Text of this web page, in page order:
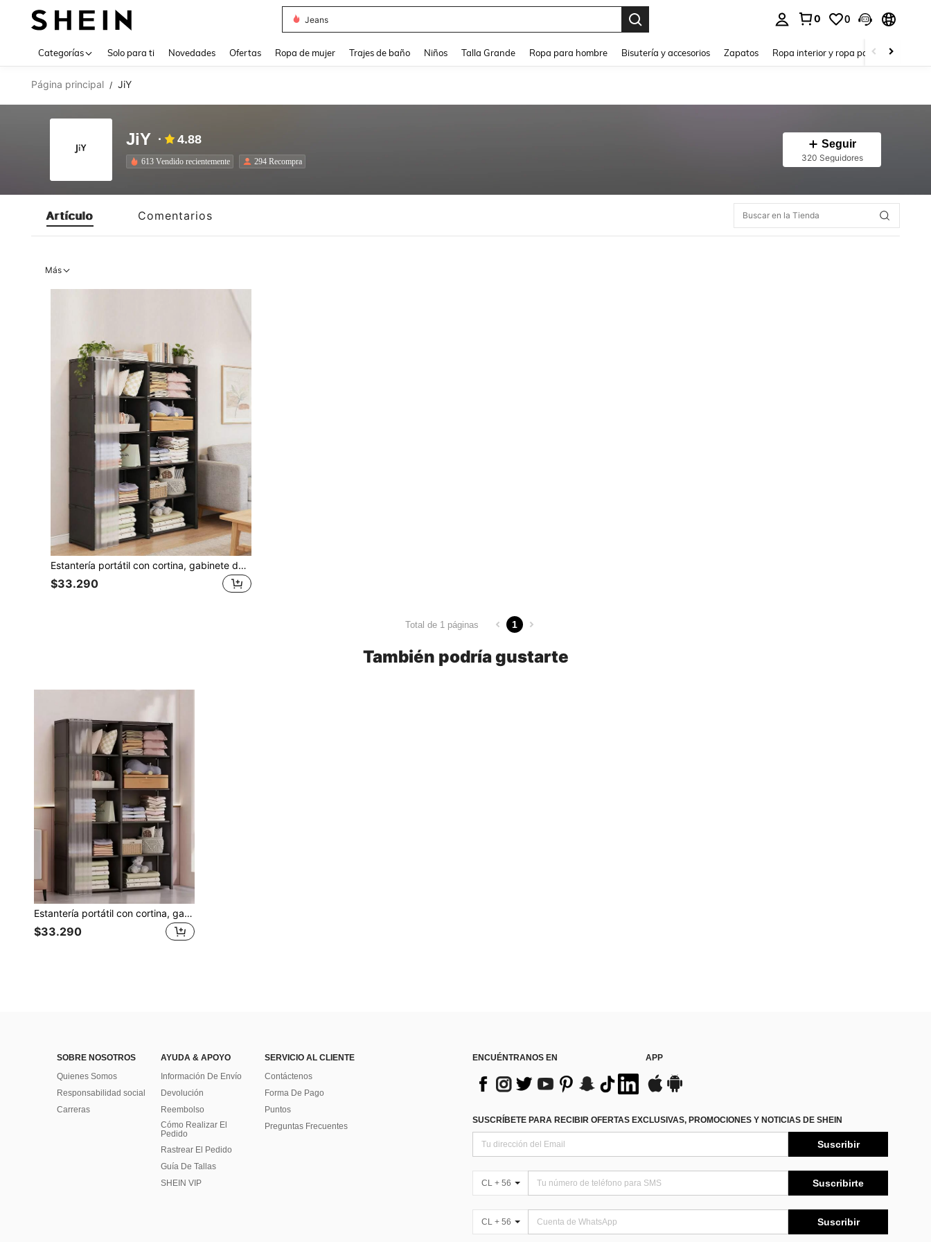
Jeans
0 0
Categorías Solo para ti Novedades Ofertas Ropa de mujer Trajes de baño Niños Talla Grande Ropa para hombre Bisutería y accesorios Zapatos Ropa interior y ropa para dormir
Página principal / JiY
JiY 4.88
613 Vendido recientemente 294 Recompra
Seguir
320 Seguidores
Artículo Comentarios
Más
Estantería portátil con cortina, gabinete de almacenamiento multifuncional negro, adecuado para oficina, dormitorio, baño, armario a prueba de polvo, fácil de ensamblar, gabinete de almacenamiento abierto con partición, estantería de gran capacidad, se puede usar como decoración, decoración navideña, decoración de habitación, decoración del hogar, decoración de dormitorio, puede almacenar vestidos, pantalones, zapatos, jeans, botas, faldas
$33.290
Total de 1 páginas 1
También podría gustarte
Estantería portátil con cortina, gabinete de almacenamiento multifuncional negro, adecuado para oficina, dormitorio, baño, armario a prueba de polvo, fácil de ensamblar, gabinete de almacenamiento abierto con partición, estantería de gran capacidad, se puede usar como decoración, decoración navideña, decoración de habitación, decoración del hogar, decoración de dormitorio, puede almacenar vestidos, pantalones, zapatos, jeans, botas, faldas
$33.290
SOBRE NOSOTROS
Quienes Somos
Responsabilidad social
Carreras
AYUDA & APOYO
Información De Envío
Devolución
Reembolso
Cómo Realizar El
Pedido
Rastrear El Pedido
Guía De Tallas
SHEIN VIP
SERVICIO AL CLIENTE
Contáctenos
Forma De Pago
Puntos
Preguntas Frecuentes
ENCUÉNTRANOS EN APP
SUSCRÍBETE PARA RECIBIR OFERTAS EXCLUSIVAS, PROMOCIONES Y NOTICIAS DE SHEIN
Suscribir
CL + 56 Suscribirte
CL + 56 Suscribir